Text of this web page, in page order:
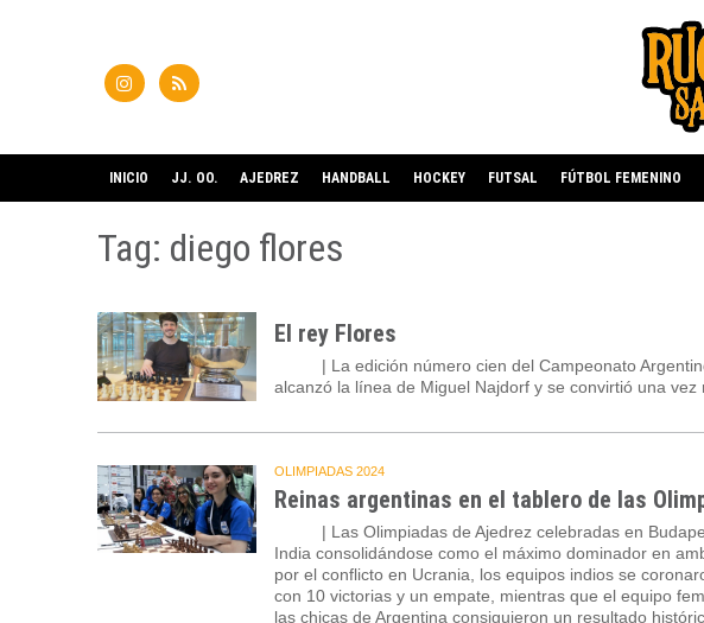
INICIO JJ. OO. AJEDREZ HANDBALL HOCKEY FUTSAL FÚTBOL FEMENINO
Tag: diego flores
El rey Flores
| La edición número cien del Campeonato
alcanzó la línea de Miguel Najdorf y se convirtió una
OLIMPIADAS 2024
Reinas argentinas en el tablero de las
| Las Olimpiadas de Ajedrez celebradas en
India consolidándose como el máximo dominador en
por el conflicto en Ucrania, los equipos indios se
con 10 victorias y un empate, mientras que el equipo
las chicas de Argentina consiguieron un resultado